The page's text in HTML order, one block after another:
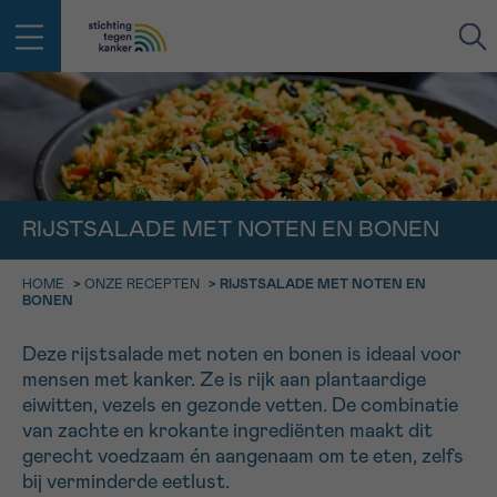
RIJSTSALADE MET NOTEN EN BONEN
HOME > ONZE RECEPTEN > RIJSTSALADE MET NOTEN EN
BONEN
Deze rijstsalade met noten en bonen is ideaal voor
mensen met kanker. Ze is rijk aan plantaardige
eiwitten, vezels en gezonde vetten. De combinatie
van zachte en krokante ingrediënten maakt dit
gerecht voedzaam én aangenaam om te eten, zelfs
bij verminderde eetlust.
EMAIL
NAAM
VOORNAAM
IN DE STRIJD TEGEN KANKER STA
JE NIET ALLEEN
Professionele medewerkers beantwoorden je vragen
Contacteer ons gratis
Via ons
contactformulier
Ik wil graag opgebeld worden
Meer weten over Kankerinfo
geen enkele diagnose
TERUG
TERUG
Afspraak Vraag Gegevens Bevestiging
KIES DE TIJDSSPANNE VAN JE AFSPRAAK
11h-13h
13h-16h